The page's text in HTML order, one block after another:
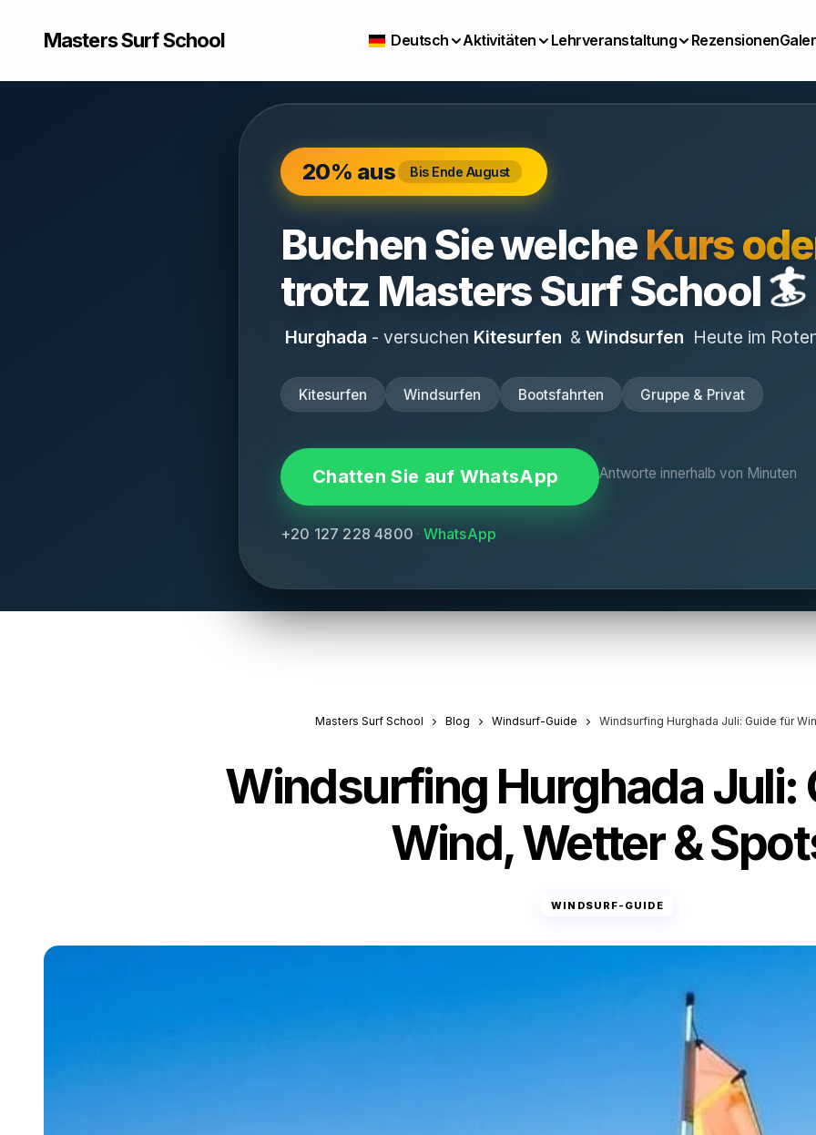
Masters Surf School Deutsch Aktivitäten Lehrveranstaltung Rezensionen
20% aus Bis Ende August
Buchen Sie welche Kurs
trotz Masters Surf School🏄
Hurghada - versuchen Kitesurfen &Windsurfen Heute im
Kitesurfen Windsurfen Bootsfahrten Gruppe & Privat
Chatten Sie auf WhatsApp Antworte innerhalb von Minuten
+20 127 228 4800 · WhatsApp
Masters Surf School Blog Windsurf-Guide Windsurfing Hurghada Juli: Guide für
Windsurfing Hurghada Juli:
Wind, Wetter &
WINDSURF-GUIDE